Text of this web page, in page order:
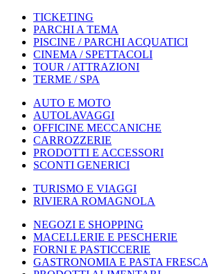
TICKETING
PARCHI A TEMA
PISCINE / PARCHI ACQUATICI
CINEMA / SPETTACOLI
TOUR / ATTRAZIONI
TERME / SPA
AUTO E MOTO
AUTOLAVAGGI
OFFICINE MECCANICHE
CARROZZERIE
PRODOTTI E ACCESSORI
SCONTI GENERICI
TURISMO E VIAGGI
RIVIERA ROMAGNOLA
NEGOZI E SHOPPING
MACELLERIE E PESCHERIE
FORNI E PASTICCERIE
GASTRONOMIA E PASTA FRESCA